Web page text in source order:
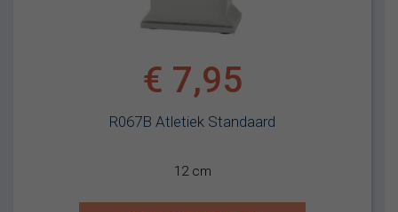
R067B Atletiek Standaard
€ 7,95
12 cm